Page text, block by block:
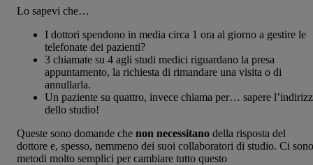
Lo sapevi che…
I dottori spendono in media circa 1 ora al giorno a gestire le
telefonate dei pazienti?
3 chiamate su 4 agli studi medici riguardano la presa
appuntamento, la richiesta di rimandare una visita o di
annullarla.
Un paziente su quattro, invece chiama per… sapere
dello studio!
Queste sono domande che non necessitano della risposta del
dottore e, spesso, nemmeno dei suoi collaboratori di studio. Ci sono
metodi molto semplici per cambiare tutto questo